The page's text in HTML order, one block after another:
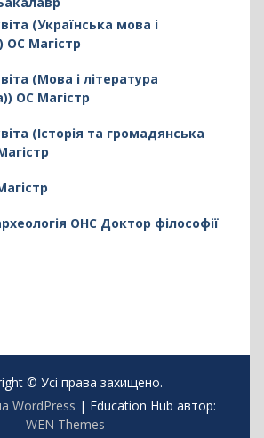
(Українська мова і
ОС Магістр
(Мова і література
ОС Магістр
(Історія та громадянська
ОНС Доктор філософії
© Усі права захищено.
WordPress | Education Hub автор:
WEN Themes